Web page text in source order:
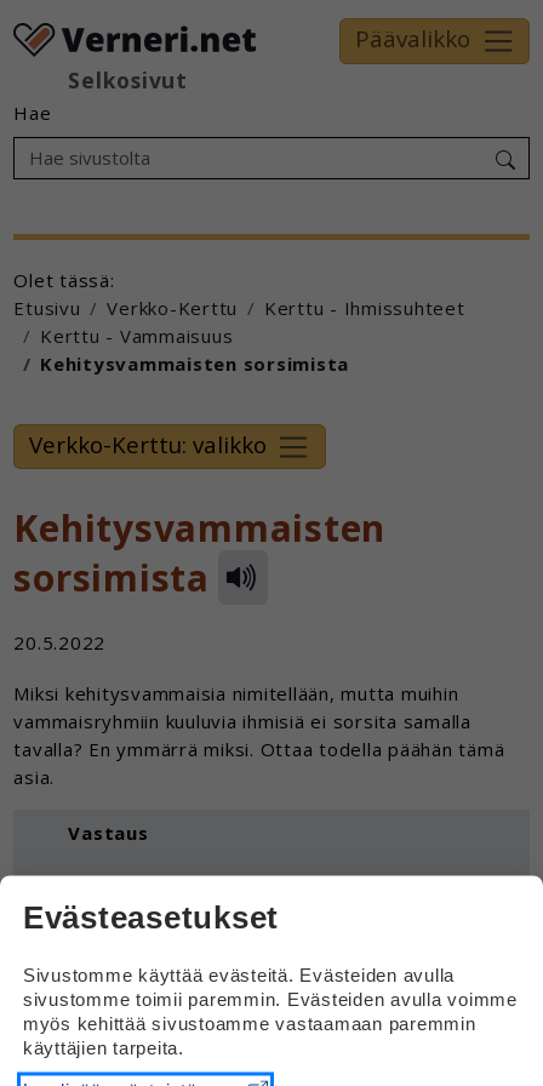
Selkosivut
Päävalikko
Hae
Olet tässä:
Etusivu
Verkko-Kerttu
Kerttu - Ihmissuhteet
Kerttu - Vammaisuus
Kehitysvammaisten sorsimista
Verkko-Kerttu: valikko
Kehitysvammaisten
sorsimista
20.5.2022
Miksi kehitysvammaisia nimitellään, mutta muihin
vammaisryhmiin kuuluvia ihmisiä ei sorsita samalla
tavalla? En ymmärrä miksi. Ottaa todella päähän tämä
asia.
Vastaus
Nimittely on väärin ja aiheuttaa paljon
Ymmärrän siis hyvin, että asia ottaa todella
päähän. Minua myös.
Evästeasetukset
Sivustomme käyttää evästeitä. Evästeiden avulla
sivustomme toimii paremmin. Evästeiden avulla voimme
myös kehittää sivustoamme vastaamaan paremmin
käyttäjien tarpeita.